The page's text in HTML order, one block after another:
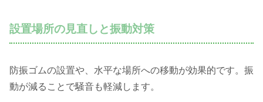
設置場所の見直しと振動対策
防振ゴムの設置や、水平な場所への移動が効果的です。振
動が減ることで騒音も軽減します。